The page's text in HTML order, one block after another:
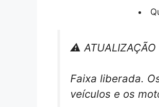
⚠️
Faixa liberada.
veículos e os